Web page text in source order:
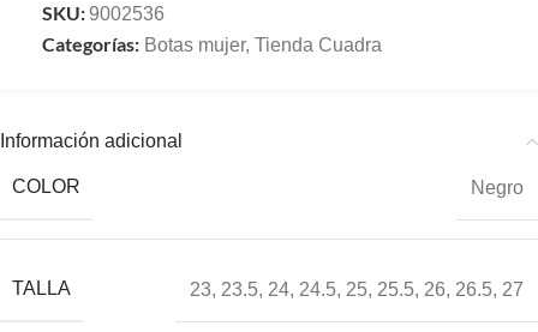
SKU:9002536
Categorías: Botas mujer, Tienda Cuadra
Información adicional
COLOR Negro
TALLA 23, 23.5, 24, 24.5, 25, 25.5, 26, 26.5, 27